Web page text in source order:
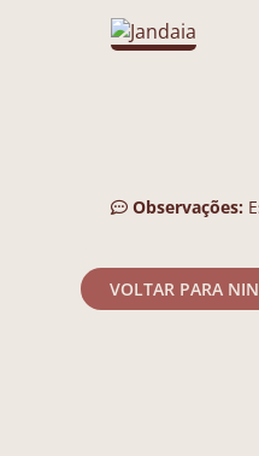
Observações:
VOLTAR PARA